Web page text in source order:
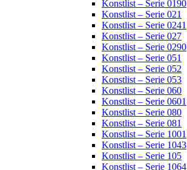
Konstlist – Serie 0190
Konstlist – Serie 021
Konstlist – Serie 0241
Konstlist – Serie 027
Konstlist – Serie 0290
Konstlist – Serie 051
Konstlist – Serie 052
Konstlist – Serie 053
Konstlist – Serie 060
Konstlist – Serie 0601
Konstlist – Serie 080
Konstlist – Serie 081
Konstlist – Serie 1001
Konstlist – Serie 1043
Konstlist – Serie 105
Konstlist – Serie 1064